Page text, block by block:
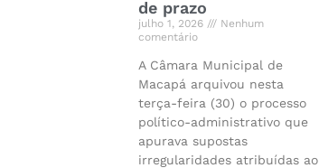
de prazo
julho 1, 2026
Nenhum
comentário
A Câmara Municipal de
Macapá arquivou nesta
terça-feira (30) o processo
político-administrativo que
apurava supostas
irregularidades atribuídas ao